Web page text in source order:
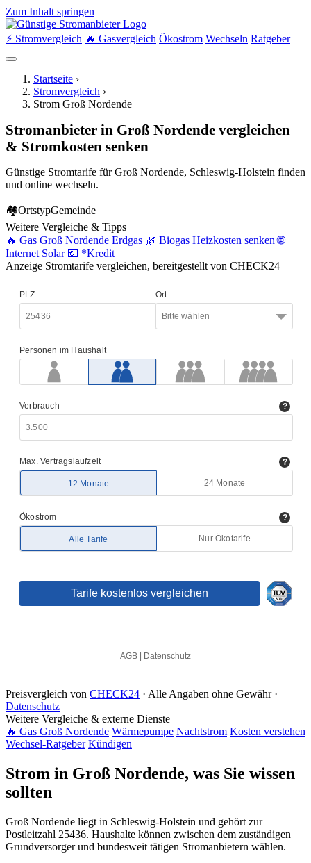
Zum Inhalt springen
⚡ Stromvergleich 🔥 Gasvergleich Ökostrom Wechseln Ratgeber
Startseite ›
Stromvergleich ›
Strom Groß Nordende
Stromanbieter in Groß Nordende vergleichen
& Stromkosten senken
Günstige Stromtarife für Groß Nordende, Schleswig-Holstein finden
und online wechseln.
🏘OrtstypGemeinde
Weitere Vergleiche & Tipps
🔥 Gas Groß Nordende Erdgas 🌿 Biogas Heizkosten senken 🌐
Internet Solar 💶 *Kredit
Anzeige Stromtarife vergleichen, bereitgestellt von CHECK24
Preisvergleich von CHECK24 · Alle Angaben ohne Gewähr ·
Datenschutz
Weitere Vergleiche & externe Dienste
🔥 Gas Groß Nordende Wärmepumpe Nachtstrom Kosten verstehen
Wechsel-Ratgeber Kündigen
Strom in Groß Nordende, was Sie wissen
sollten
Groß Nordende liegt in Schleswig-Holstein und gehört zur
Postleitzahl 25436. Haushalte können zwischen dem zuständigen
Grundversorger und bundesweit tätigen Stromanbietern wählen.